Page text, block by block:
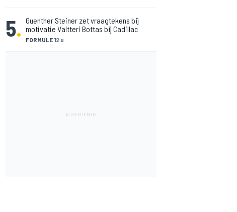
5. FORMULE 12 u
Guenther Steiner zet vraagtekens bij
motivatie Valtteri Bottas bij Cadillac